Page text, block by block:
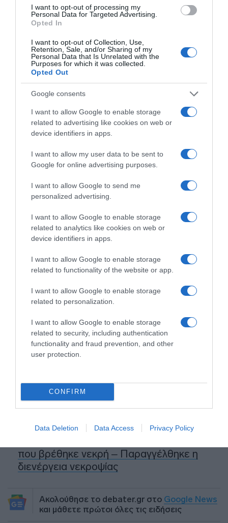
I want to opt-out of processing my
Personal Data for Targeted Advertising.
Opted In
I want to opt-out of Collection, Use,
Retention, Sale, and/or Sharing of my
Personal Data that Is Unrelated with the
Purposes for which it was collected.
Opted Out
Google consents
I want to allow Google to enable storage
related to advertising like cookies on web or
device identifiers in apps.
I want to allow my user data to be sent to
Google for online advertising purposes.
I want to allow Google to send me
personalized advertising.
I want to allow Google to enable storage
related to analytics like cookies on web or
device identifiers in apps.
I want to allow Google to enable storage
related to functionality of the website or app.
I want to allow Google to enable storage
related to personalization.
I want to allow Google to enable storage
related to security, including authentication
functionality and fraud prevention, and other
user protection.
CONFIRM
Data Deletion Data Access Privacy Policy
βάσει αξιολόγησης κινδύνου ανά άθλημα.
Εάν η RUSADA εξακολουθεί να θεωρείται μη
συμμορφούμενη από τη WADA το 2028, πριν
από τους Ολυμπιακούς Αγώνες του Λος
Άντζελες, η ΔΟΕ θα αναθέσει στην ITA να
διασφαλίσει ότι όλοι οι προκριθέντες Ρώσοι
αθλητές θα έχουν υποβληθεί σε
ανεξάρτητους ελέγχους σύμφωνα με την ίδια
διαδικασία.
«Ζητάμε να διασφαλιστεί ότι θα
διενεργηθούν επαρκείς έλεγχοι στους
Ρώσους αθλητές που συμμετέχουν στους
Αγώνες LA28», δήλωσε η Κρίστι Κόβεντρι.
Προσθήκη ως προτεινόμενη
πηγή στην Google
Ειδήσεις σήμερα
Θεσσαλονίκη: Συνελήφθη 31χρονος
Τούρκος – Εκκρεμούσε εις βάρος του
ερυθρά αγγελία
Από τη ΓΑΔΑ, σε εισαγγελέα και ανακριτή η
46χρονη που κατηγορείται για τον φονικό
Χρίστος Κούγιας: Ενοχλημένος από
δημοσιεύματα για την προσωπική του ζωή
που βρέθηκε νεκρή – Παραγγέλθηκε η
διενέργεια νεκροψίας
Ακολούθησε το debater.gr στο Google News
και μάθετε πρώτοι όλες τις ειδήσεις